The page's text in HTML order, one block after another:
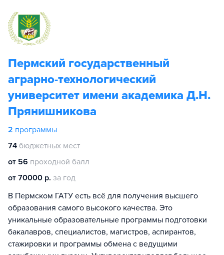
Пермский государственный
аграрно-технологический
университет имени академика Д.Н.
Прянишникова
2 программы
74 бюджетных мест
от 56 проходной балл
от 70000 р. за год
В Пермском ГАТУ есть всё для получения высшего
образования самого высокого качества. Это
уникальные образовательные программы подготовки
бакалавров, специалистов, магистров, аспирантов,
стажировки и программы обмена с ведущими